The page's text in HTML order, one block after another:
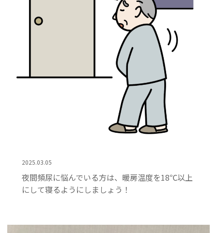
2025.03.05
夜間頻尿に悩んでいる方は、暖房温度を18℃以上
にして寝るようにしましょう！